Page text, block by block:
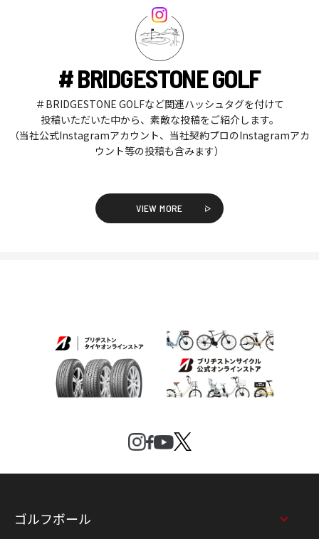
# BRIDGESTONE GOLF
＃BRIDGESTONE GOLFなど関連ハッシュタグを付けて
投稿いただいた中から、素敵な投稿をご紹介します。
（当社公式Instagramアカウント、当社契約プロのInstagramアカ
ウント等の投稿も含みます）
VIEW MORE
ゴルフボール